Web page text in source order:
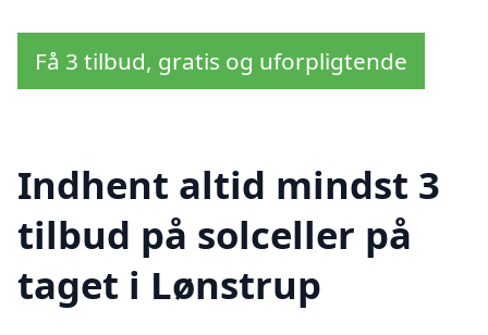
Få 3 tilbud, gratis og uforpligtende
Indhent altid mindst 3
tilbud på solceller på
taget i Lønstrup